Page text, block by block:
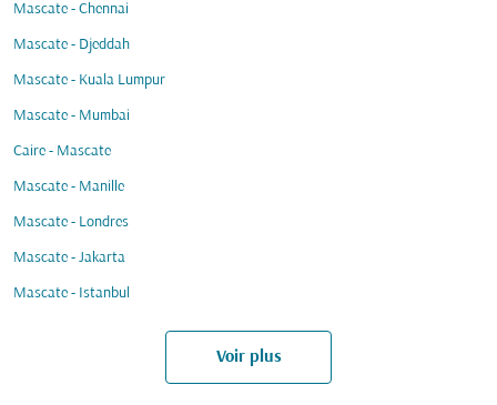
Mascate - Chennai
Mascate - Djeddah
Mascate - Kuala Lumpur
Mascate - Mumbai
Caire - Mascate
Mascate - Manille
Mascate - Londres
Mascate - Jakarta
Mascate - Istanbul
Voir plus